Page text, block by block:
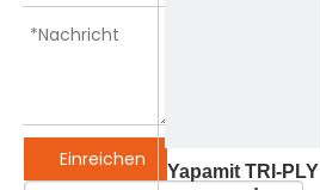
Einreichen
Yapamit TRI-PLY